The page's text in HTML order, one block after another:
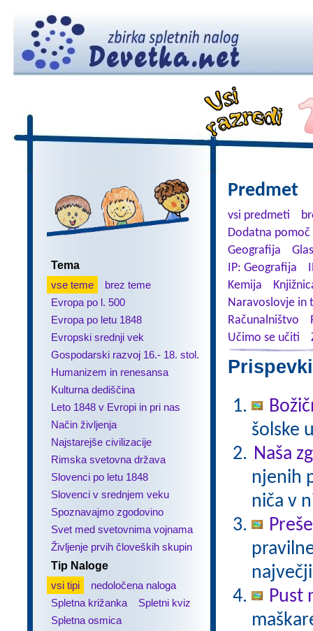
Tema
vse teme
brez teme
Evropa po l. 500
Evropa po letu 1848
Evropski srednji vek
Gospodarski razvoj 16.- 18. stol.
Humanizem in renesansa
Kulturna dediščina
Leto 1848 v Evropi in pri nas
Način življenja
Najstarejše civilizacije
Rimska svetovna država
Slovenci po letu 1848
Slovenci v srednjem veku
Spoznavajmo zgodovino
Svet med svetovnima vojnama
Življenje prvih človeških skupin
Tip Naloge
vsi tipi
nedoločena naloga
Spletna križanka
Spletni kviz
Spletna osmica
Predmet
vsi predmeti
Dodatna
Geografija
IP: Geografija
Kemija
Naravoslovje in
Računalništvo
Učimo se učiti
šolske
Naša
njenih
niča v
Pust